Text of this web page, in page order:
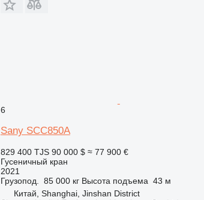
6
Sany SCC850A
829 400 TJS 90 000 $ ≈ 77 900 €
Гусеничный кран
2021
Грузопод.
85 000 кг Высота подъема 43 м
Китай, Shanghai, Jinshan District